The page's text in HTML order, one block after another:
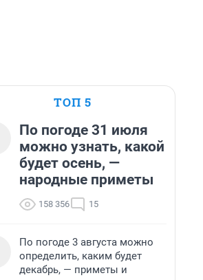
ТОП 5
По погоде 31 июля
можно узнать, какой
будет осень, —
народные приметы
158 356 15
По погоде 3 августа можно
определить, каким будет
декабрь, — приметы и